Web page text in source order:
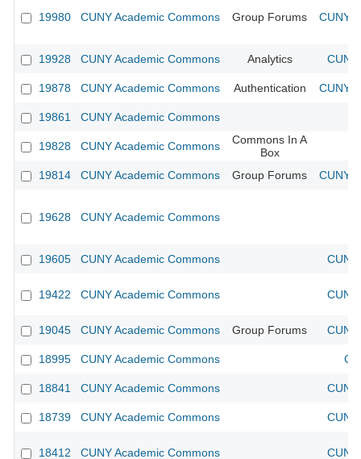
19980 CUNY Academic Commons Group Forums CUNY
19928 CUNY Academic Commons Analytics
19878 CUNY Academic Commons Authentication CUNY
19861 CUNY Academic Commons
19828 CUNY Academic Commons
Commons In A
Box
19814
CUNY Academic Commons Group Forums CUNY
19628 CUNY Academic Commons
19605 CUNY Academic Commons
19422 CUNY Academic Commons
19045 CUNY Academic Commons Group Forums
18995 CUNY Academic Commons
18841 CUNY Academic Commons
18739 CUNY Academic Commons
18412 CUNY Academic Commons